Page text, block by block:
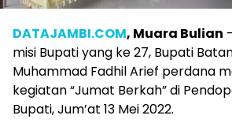
DATAJAMBI.COM, Muara Bulian
misi Bupati yang ke 27, Bupati
Muhammad Fadhil Arief perdana
kegiatan “Jumat Berkah” di
Bupati, Jum’at 13 Mei 2022.